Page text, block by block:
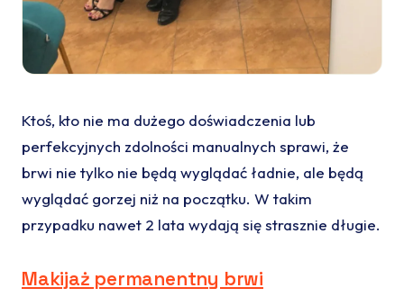
Ktoś, kto nie ma dużego doświadczenia lub
perfekcyjnych zdolności manualnych sprawi, że
brwi nie tylko nie będą wyglądać ładnie, ale będą
wyglądać gorzej niż na początku. W takim
przypadku nawet 2 lata wydają się strasznie długie.
Makijaż permanentny brwi